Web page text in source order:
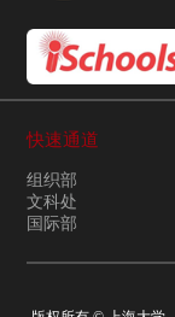
快速通道
组织部
文科处
国际部